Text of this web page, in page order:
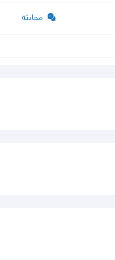
محادثة